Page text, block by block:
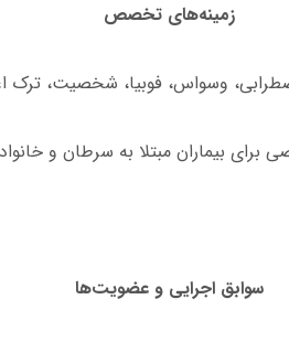
زمینه‌های تخصص
وسواس، فوبیا، شخصیت، ترک
برای بیماران مبتلا به سرطان و
سوابق اجرایی و عضویت‌ها